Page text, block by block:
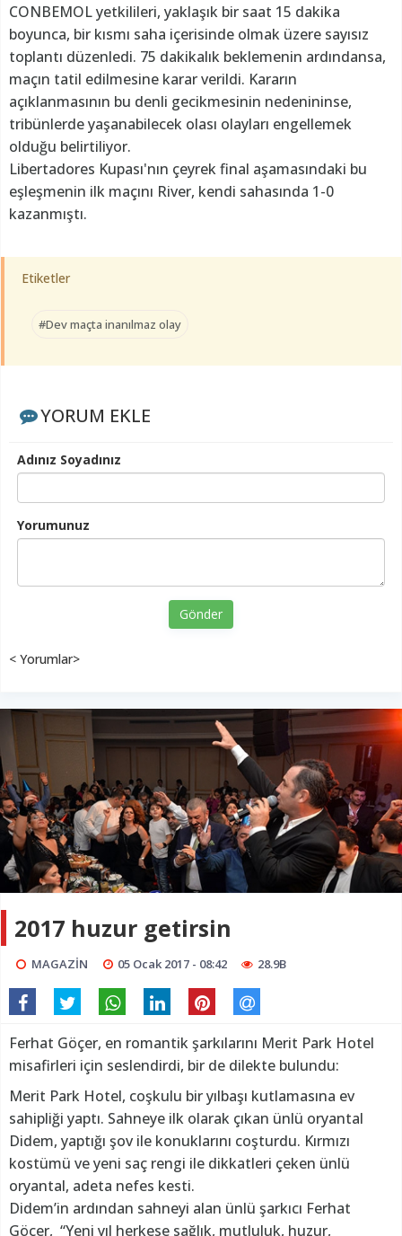
CONBEMOL yetkilileri, yaklaşık bir saat 15 dakika
boyunca, bir kısmı saha içerisinde olmak üzere sayısız
toplantı düzenledi. 75 dakikalık beklemenin ardındansa,
maçın tatil edilmesine karar verildi. Kararın
açıklanmasının bu denli gecikmesinin nedenininse,
tribünlerde yaşanabilecek olası olayları engellemek
olduğu belirtiliyor.
Libertadores Kupası'nın çeyrek final aşamasındaki bu
eşleşmenin ilk maçını River, kendi sahasında 1-0
kazanmıştı.
Etiketler
#Dev maçta inanılmaz olay
YORUM EKLE
Adınız Soyadınız
Yorumunuz
Gönder
< Yorumlar>
2017 huzur getirsin
MAGAZİN 05 Ocak 2017 - 08:42 28.9B
Ferhat Göçer, en romantik şarkılarını Merit Park Hotel
misafirleri için seslendirdi, bir de dilekte bulundu:
Merit Park Hotel, coşkulu bir yılbaşı kutlamasına ev
sahipliği yaptı. Sahneye ilk olarak çıkan ünlü oryantal
Didem, yaptığı şov ile konuklarını coşturdu. Kırmızı
kostümü ve yeni saç rengi ile dikkatleri çeken ünlü
oryantal, adeta nefes kesti.
Didem’in ardından sahneyi alan ünlü şarkıcı Ferhat
Göçer, “Yeni yıl herkese sağlık, mutluluk, huzur,